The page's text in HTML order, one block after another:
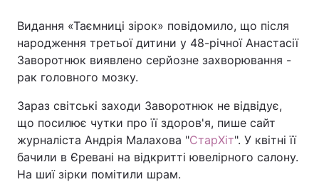
Видання «Таємниці зірок» повідомило, що після
народження третьої дитини у 48-річної Анастасії
Заворотнюк виявлено серйозне захворювання -
рак головного мозку.
Зараз світські заходи Заворотнюк не відвідує,
що посилює чутки про її здоров'я, пише сайт
журналіста Андрія Малахова "СтарХіт". У квітні її
бачили в Єревані на відкритті ювелірного салону.
На шиї зірки помітили шрам.